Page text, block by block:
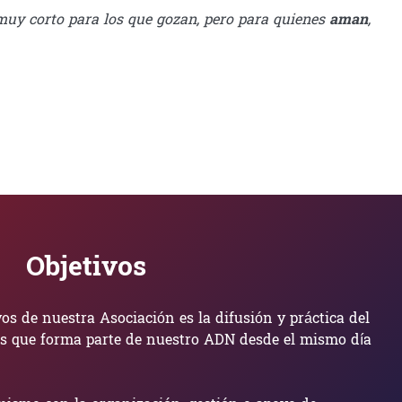
corto para los que gozan, pero para quienes aman,
Objetivos
de nuestra Asociación es la difusión y práctica del
que forma parte de nuestro ADN desde el mismo día